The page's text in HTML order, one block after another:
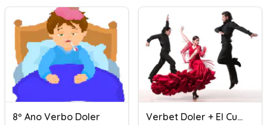
8º Ano Verbo Doler Verbet Doler + El Cuerpo